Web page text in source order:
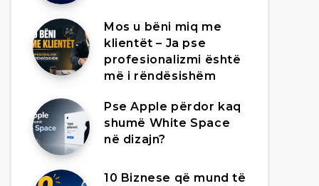
Mos u bëni miq me
klientët – Ja pse
profesionalizmi është
më i rëndësishëm
Pse Apple përdor kaq
shumë White Space
në dizajn?
10 Biznese që mund të